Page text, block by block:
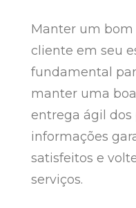
Manter um
cliente em seu
fundamental
manter uma
entrega ágil
informações
satisfeitos e
serviços.